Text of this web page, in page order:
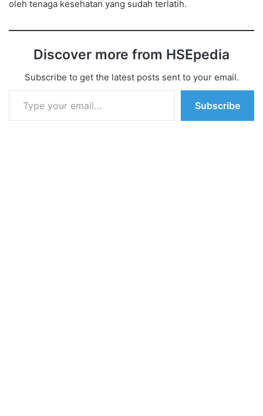
oleh tenaga kesehatan yang sudah terlatih.
Discover more from HSEpedia
Subscribe to get the latest posts sent to your email.
Type your email…
Subscribe